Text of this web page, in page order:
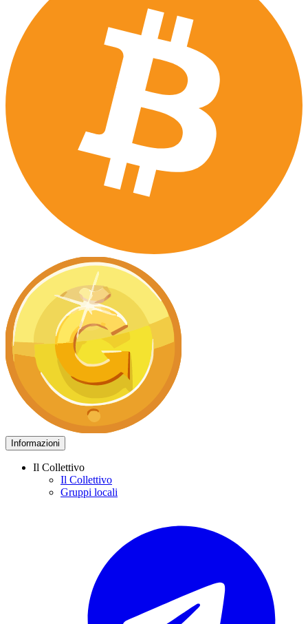
Informazioni
Il Collettivo
Il Collettivo
Gruppi locali